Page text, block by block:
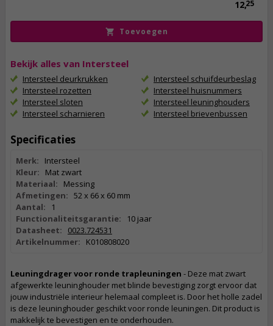
12,25
Toevoegen
Bekijk alles van Intersteel
Intersteel deurkrukken
Intersteel rozetten
Intersteel sloten
Intersteel scharnieren
Intersteel schuifdeurbeslag
Intersteel huisnummers
Intersteel leuninghouders
Intersteel brievenbussen
Specificaties
Merk:
Intersteel
Kleur:
Mat zwart
Materiaal:
Messing
Afmetingen:
52 x 66 x 60 mm
Aantal:
1
Functionaliteitsgarantie:
10 jaar
Datasheet:
0023.724531
Artikelnummer:
K010808020
Leuningdrager voor ronde trapleuningen - Deze mat zwart
afgewerkte leuninghouder met blinde bevestiging zorgt ervoor dat
jouw industriële interieur helemaal compleet is. Door het holle zadel
is deze leuninghouder geschikt voor ronde leuningen. Dit product is
makkelijk te bevestigen en te onderhouden.